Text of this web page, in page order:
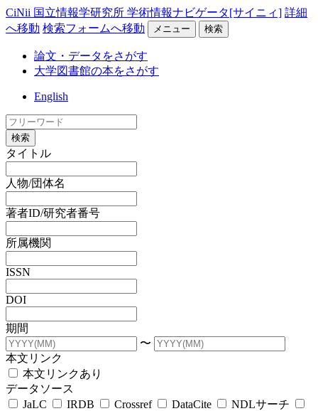
CiNii 国立情報学研究所 学術情報ナビゲータ[サイニィ] 詳細
へ移動 検索フォームへ移動 メニュー 検索
論文・データをさがす
大学図書館の本をさがす
English
検索
タイトル
人物/団体名
著者ID/研究者番号
所属機関
ISSN
DOI
期間
〜
本文リンク
本文リンクあり
データソース
JaLC
IRDB Crossref DataCite
NDLサーチ